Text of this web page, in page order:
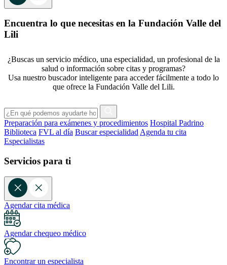
Encuentra lo que necesitas en la Fundación Valle del
Lili
¿Buscas un servicio médico, una especialidad, un profesional de la
salud o información sobre citas y programas?
Usa nuestro buscador inteligente para acceder fácilmente a todo lo
que ofrece la Fundación Valle del Lili.
Preparación para exámenes y procedimientos Hospital Padrino
Biblioteca FVL al día Buscar especialidad Agenda tu cita
Especialistas
Servicios para ti
Agendar cita médica
Agendar chequeo médico
Encontrar un especialista